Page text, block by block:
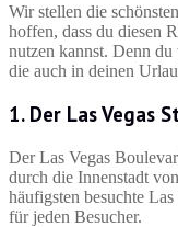
Wir stellen die
hoffen, dass du diesen
nutzen kannst. Denn
die auch in deinen
1. Der Las Vegas
Der Las Vegas
durch die Innenstadt
häufigsten besuchte
für jeden Besucher.